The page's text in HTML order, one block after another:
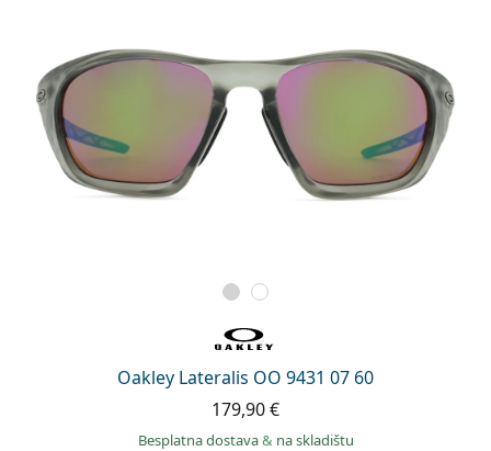
Oakley Lateralis OO 9431 07 60
179,90 €
Besplatna dostava& na skladištu